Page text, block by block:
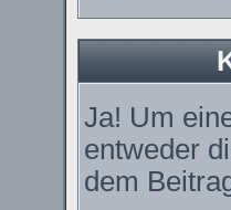
Ja! Um
entweder
dem